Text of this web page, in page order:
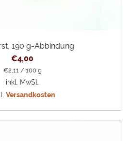
190 g-Abbindung
€4,00
€2,11/ 100 g
inkl. MwSt.
Versandkosten